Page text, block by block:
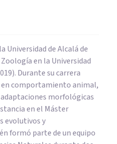
Universidad de Alcalá de
en la Universidad
Durante su carrera
comportamiento animal,
morfológicas
en el Máster
evolutivos y
formó parte de un equipo